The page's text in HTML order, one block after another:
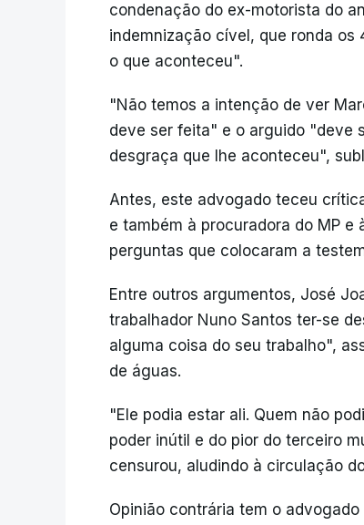
condenação do ex-motorista do
indemnização cível, que ronda
o que aconteceu".
"Não temos a intenção de ver
deve ser feita" e o arguido "deve
desgraça que lhe aconteceu",
Antes, este advogado teceu
e também à procuradora do MP e
perguntas que colocaram a
Entre outros argumentos, José
trabalhador Nuno Santos ter-se
alguma coisa do seu trabalho",
de águas.
"Ele podia estar ali. Quem não
poder inútil e do pior do terceiro
censurou, aludindo à circulação
Opinião contrária tem o